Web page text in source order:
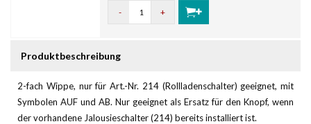
- +
Produktbeschreibung
2-fach Wippe, nur für Art.-Nr. 214 (Rollladenschalter) geeignet, mit
Symbolen AUF und AB. Nur geeignet als Ersatz für den Knopf, wenn
der vorhandene Jalousieschalter (214) bereits installiert ist.